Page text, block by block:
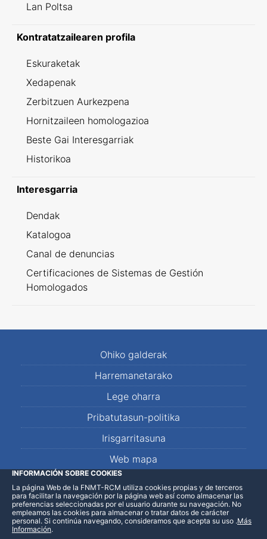
Lan Poltsa
Kontratatzailearen profila
Eskuraketak
Xedapenak
Zerbitzuen Aurkezpena
Hornitzaileen homologazioa
Beste Gai Interesgarriak
Historikoa
Interesgarria
Dendak
Katalogoa
Canal de denuncias
Certificaciones de Sistemas de Gestión
Homologados
Ohiko galderak
Harremanetarako
Lege oharra
Pribatutasun-politika
Irisgarritasuna
Web mapa
LinkedInFacebookWhatsApp
INFORMACIÓN SOBRE COOKIES
La página Web de la FNMT-RCM utiliza cookies propias y de terceros
para facilitar la navegación por la página web así como almacenar las
preferencias seleccionadas por el usuario durante su navegación. No
empleamos las cookies para almacenar o tratar datos de carácter
personal. Si continúa navegando, consideramos que acepta su uso .Más
Información.